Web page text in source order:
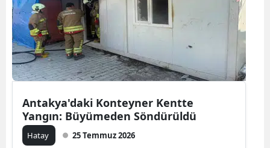
Antakya'daki Konteyner Kentte
Yangın: Büyümeden Söndürüldü
Hatay 25 Temmuz 2026